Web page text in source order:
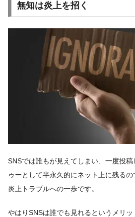
無知は炎上を招く
SNSでは誰もが見えてしまい、一度投
ゥーとして半永久的にネット上に残る
炎上トラブルへの一歩です。
やはりSNSは誰でも見れるというメリ